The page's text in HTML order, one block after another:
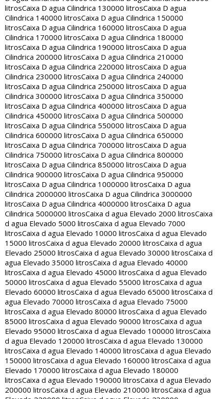
litrosCaixa D agua Cilindrica 130000 litrosCaixa D agua
Cilindrica 140000 litrosCaixa D agua Cilindrica 150000
litrosCaixa D agua Cilindrica 160000 litrosCaixa D agua
Cilindrica 170000 litrosCaixa D agua Cilindrica 180000
litrosCaixa D agua Cilindrica 190000 litrosCaixa D agua
Cilindrica 200000 litrosCaixa D agua Cilindrica 210000
litrosCaixa D agua Cilindrica 220000 litrosCaixa D agua
Cilindrica 230000 litrosCaixa D agua Cilindrica 240000
litrosCaixa D agua Cilindrica 250000 litrosCaixa D agua
Cilindrica 300000 litrosCaixa D agua Cilindrica 350000
litrosCaixa D agua Cilindrica 400000 litrosCaixa D agua
Cilindrica 450000 litrosCaixa D agua Cilindrica 500000
litrosCaixa D agua Cilindrica 550000 litrosCaixa D agua
Cilindrica 600000 litrosCaixa D agua Cilindrica 650000
litrosCaixa D agua Cilindrica 700000 litrosCaixa D agua
Cilindrica 750000 litrosCaixa D agua Cilindrica 800000
litrosCaixa D agua Cilindrica 850000 litrosCaixa D agua
Cilindrica 900000 litrosCaixa D agua Cilindrica 950000
litrosCaixa D agua Cilindrica 1000000 litrosCaixa D agua
Cilindrica 2000000 litrosCaixa D agua Cilindrica 3000000
litrosCaixa D agua Cilindrica 4000000 litrosCaixa D agua
Cilindrica 5000000 litrosCaixa d agua Elevado 2000 litrosCaixa
d agua Elevado 5000 litrosCaixa d agua Elevado 7000
litrosCaixa d agua Elevado 10000 litrosCaixa d agua Elevado
15000 litrosCaixa d agua Elevado 20000 litrosCaixa d agua
Elevado 25000 litrosCaixa d agua Elevado 30000 litrosCaixa d
agua Elevado 35000 litrosCaixa d agua Elevado 40000
litrosCaixa d agua Elevado 45000 litrosCaixa d agua Elevado
50000 litrosCaixa d agua Elevado 55000 litrosCaixa d agua
Elevado 60000 litrosCaixa d agua Elevado 65000 litrosCaixa d
agua Elevado 70000 litrosCaixa d agua Elevado 75000
litrosCaixa d agua Elevado 80000 litrosCaixa d agua Elevado
85000 litrosCaixa d agua Elevado 90000 litrosCaixa d agua
Elevado 95000 litrosCaixa d agua Elevado 100000 litrosCaixa
d agua Elevado 120000 litrosCaixa d agua Elevado 130000
litrosCaixa d agua Elevado 140000 litrosCaixa d agua Elevado
150000 litrosCaixa d agua Elevado 160000 litrosCaixa d agua
Elevado 170000 litrosCaixa d agua Elevado 180000
litrosCaixa d agua Elevado 190000 litrosCaixa d agua Elevado
200000 litrosCaixa d agua Elevado 210000 litrosCaixa d agua